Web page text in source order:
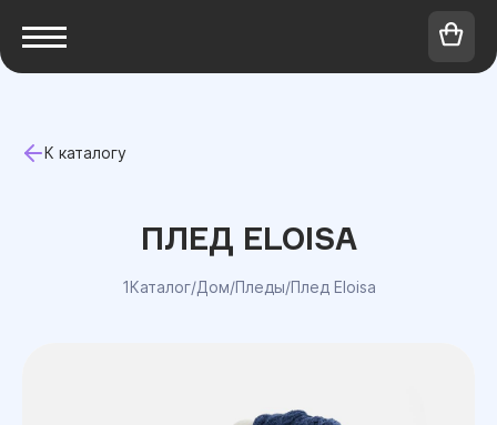
К каталогу
ПЛЕД ELOISA
1Каталог/Дом/Пледы/Плед Eloisa